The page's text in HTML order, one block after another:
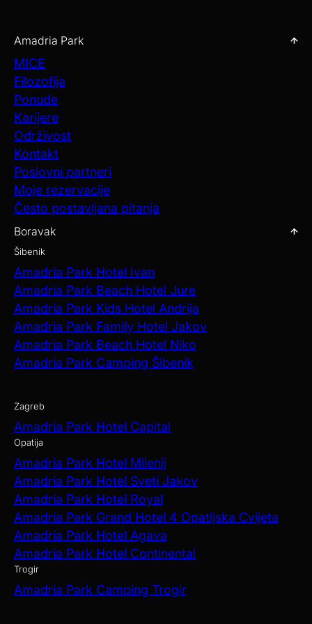
SAZNAJTE VIŠE O NAŠIM DVORANAMA ZA
Amadria Park
MICE
Filozofija
Ponude
Karijere
Održivost
Kontakt
Poslovni partneri
Moje rezervacije
Često postavljana pitanja
Boravak
Šibenik
Amadria Park Hotel Ivan
Amadria Park Beach Hotel Jure
Amadria Park Kids Hotel Andrija
Amadria Park Family Hotel Jakov
Amadria Park Beach Hotel Niko
Amadria Park Camping Šibenik
Zagreb
Amadria Park Hotel Capital
Opatija
Amadria Park Hotel Milenij
Amadria Park Hotel Sveti Jakov
Amadria Park Hotel Royal
Amadria Park Grand Hotel 4 Opatijska Cvijeta
Amadria Park Hotel Agava
Amadria Park Hotel Continental
Trogir
Amadria Park Camping Trogir